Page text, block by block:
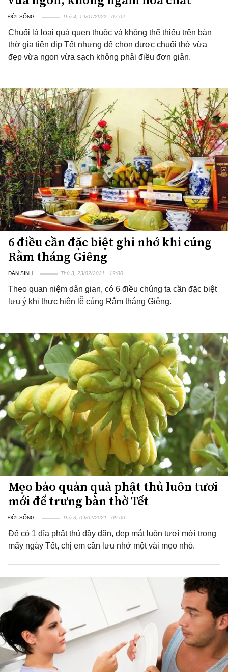
ĐỜI SỐNG Thứ 4, 19/01/2022 | 07:02
Chuối là loại quả quen thuộc và không thể thiếu trên bàn
thờ gia tiên dịp Tết nhưng để chọn được chuối thờ vừa
đẹp vừa ngon vừa sạch không phải điều đơn giản.
6 điều cần đặc biệt ghi nhớ khi cúng
Rằm tháng Giêng
DÂN SINH Thứ 3, 23/02/2021 | 19:00
Theo quan niệm dân gian, có 6 điều chúng ta cần đặc biệt
lưu ý khi thực hiện lễ cúng Rằm tháng Giêng.
Mẹo bảo quản quả phật thủ luôn tươi
mới để trưng bàn thờ Tết
ĐỜI SỐNG Thứ 3, 09/02/2021 | 09:00
Để có 1 đĩa phật thủ đầy đặn, đẹp mắt luôn tươi mới trong
mấy ngày Tết, chị em cần lưu nhớ một vài mẹo nhỏ.